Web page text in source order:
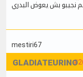
نجيبو بش يعوض البدري
mestiri67
GLADIATEURINO